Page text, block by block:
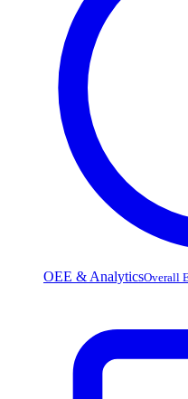
OEE & AnalyticsOverall